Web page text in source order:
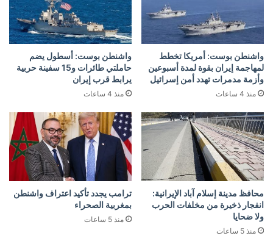
واشنطن بوست: أمريكا تخطط
لمهاجمة إيران بقوة لمدة أسبوعين
وأزمة مدمرات تهدد أمن إسرائيل
منذ 4 ساعات
واشنطن بوست: أسطول يضم
حاملتي طائرات و15 سفينة حربية
يرابط قرب إيران
منذ 4 ساعات
محافظ مدينة إسلام آباد الإيرانية:
انفجار ذخيرة من مخلفات الحرب
ولا ضحايا
منذ 5 ساعات
ترامب يجدد تأكيد اعتراف واشنطن
بمغربية الصحراء
منذ 5 ساعات